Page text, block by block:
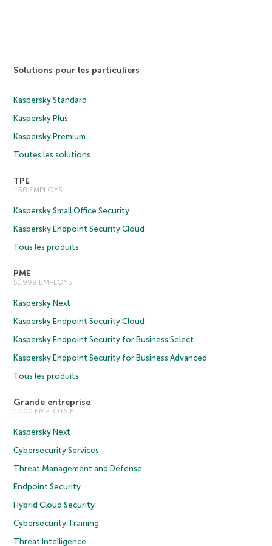
Solutions pour les particuliers
Kaspersky Standard
Kaspersky Plus
Kaspersky Premium
Toutes les solutions
TPE
1 50 EMPLOYS
Kaspersky Small Office Security
Kaspersky Endpoint Security Cloud
Tous les produits
PME
51 999 EMPLOYS
Kaspersky Next
Kaspersky Endpoint Security Cloud
Kaspersky Endpoint Security for Business Select
Kaspersky Endpoint Security for Business Advanced
Tous les produits
Grande entreprise
1 000 EMPLOYS ET
Kaspersky Next
Cybersecurity Services
Threat Management and Defense
Endpoint Security
Hybrid Cloud Security
Cybersecurity Training
Threat Intelligence